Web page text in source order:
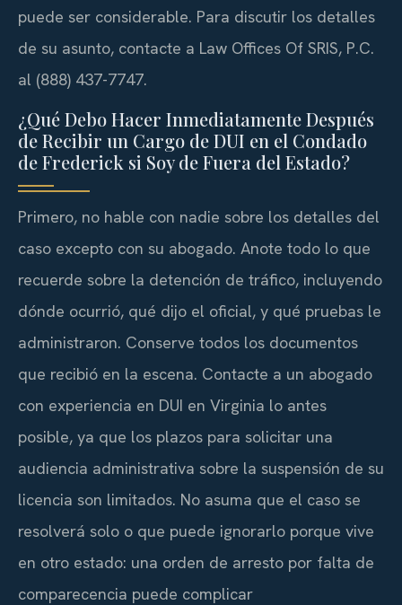
puede ser considerable. Para discutir los detalles
de su asunto, contacte a Law Offices Of SRIS, P.C.
al (888) 437-7747.
¿Qué Debo Hacer Inmediatamente Después
de Recibir un Cargo de DUI en el Condado
de Frederick si Soy de Fuera del Estado?
Primero, no hable con nadie sobre los detalles del
caso excepto con su abogado. Anote todo lo que
recuerde sobre la detención de tráfico, incluyendo
dónde ocurrió, qué dijo el oficial, y qué pruebas le
administraron. Conserve todos los documentos
que recibió en la escena. Contacte a un abogado
con experiencia en DUI en Virginia lo antes
posible, ya que los plazos para solicitar una
audiencia administrativa sobre la suspensión de su
licencia son limitados. No asuma que el caso se
resolverá solo o que puede ignorarlo porque vive
en otro estado: una orden de arresto por falta de
comparecencia puede complicar